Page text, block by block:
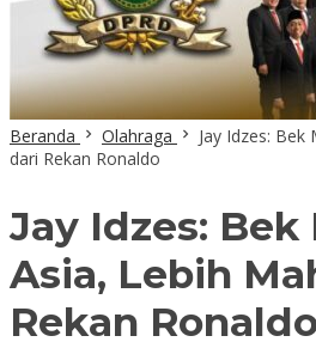
Beranda Olahraga
Jay Idzes: Bek
dari Rekan Ronaldo
Jay Idzes: Bek
Asia, Lebih
Rekan